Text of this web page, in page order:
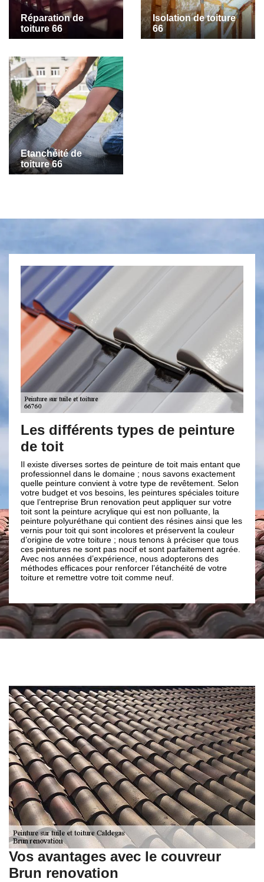
Réparation de
toiture 66
Isolation de toiture
66
Etanchéité de
toiture 66
le
Les différents types de peinture
de toit
Il existe diverses sortes de peinture de toit mais entant que
professionnel dans le domaine ; nous savons exactement
quelle peinture convient à votre type de revêtement. Selon
votre budget et vos besoins, les peintures spéciales toiture
que l’entreprise Brun renovation peut appliquer sur votre
toit sont la peinture acrylique qui est non polluante, la
peinture polyuréthane qui contient des résines ainsi que les
vernis pour toit qui sont incolores et préservent la couleur
d’origine de votre toiture ; nous tenons à préciser que tous
ces peintures ne sont pas nocif et sont parfaitement agrée.
Avec nos années d’expérience, nous adopterons des
méthodes efficaces pour renforcer l’étanchéité de votre
toiture et remettre votre toit comme neuf.
Nos
Nous
tous
nos
la
pas les
ils
de
Vos avantages avec le couvreur
Brun renovation